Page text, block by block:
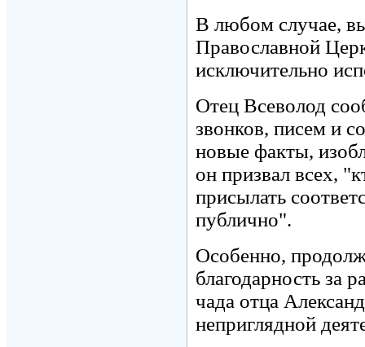
В любом случае,
Православной
исключительно
Отец Всеволод
звонков, писем и
новые факты,
он призвал всех,
присылать
публично".
Особенно,
благодарность за
чада отца
неприглядной